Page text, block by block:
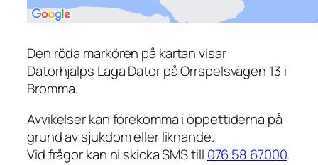
Den röda markören på kartan visar
Datorhjälps Laga Dator på Orrspelsvägen 13 i
Bromma.
Avvikelser kan förekomma i öppettiderna på
grund av sjukdom eller liknande.
Vid frågor kan ni skicka SMS till 076 58 67000.